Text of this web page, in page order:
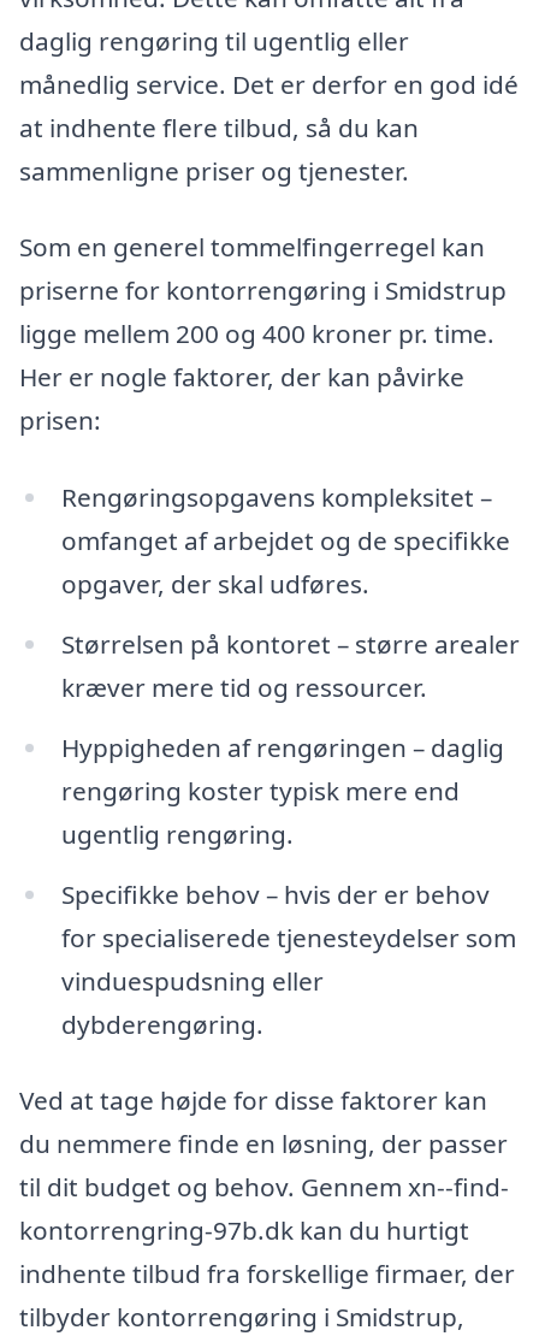
daglig rengøring til ugentlig eller
månedlig service. Det er derfor en god idé
at indhente flere tilbud, så du kan
sammenligne priser og tjenester.
Som en generel tommelfingerregel kan
priserne for kontorrengøring i Smidstrup
ligge mellem 200 og 400 kroner pr. time.
Her er nogle faktorer, der kan påvirke
prisen:
Rengøringsopgavens kompleksitet –
omfanget af arbejdet og de specifikke
opgaver, der skal udføres.
Størrelsen på kontoret – større arealer
kræver mere tid og ressourcer.
Hyppigheden af rengøringen – daglig
rengøring koster typisk mere end
ugentlig rengøring.
Specifikke behov – hvis der er behov
for specialiserede tjenesteydelser som
vinduespudsning eller
dybderengøring.
Ved at tage højde for disse faktorer kan
du nemmere finde en løsning, der passer
til dit budget og behov. Gennem xn--find-
kontorrengring-97b.dk kan du hurtigt
indhente tilbud fra forskellige firmaer, der
tilbyder kontorrengøring i Smidstrup,